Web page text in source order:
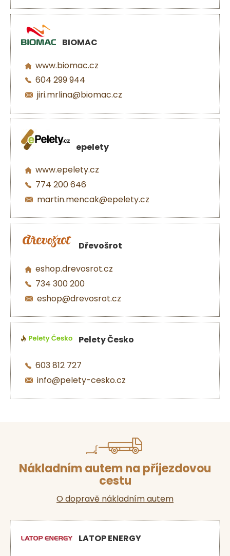
BIOMAC
www.biomac.cz
604 299 944
jiri.mrlina@biomac.cz
epelety
www.epelety.cz
774 200 646
martin.mencak@epelety.cz
Dřevošrot
eshop.drevosrot.cz
734 300 200
eshop@drevosrot.cz
Pelety Česko
603 812 727
info@pelety-cesko.cz
Nákladním autem na příjezdovou
cestu
O dopravě nákladním autem
LATOP ENERGY